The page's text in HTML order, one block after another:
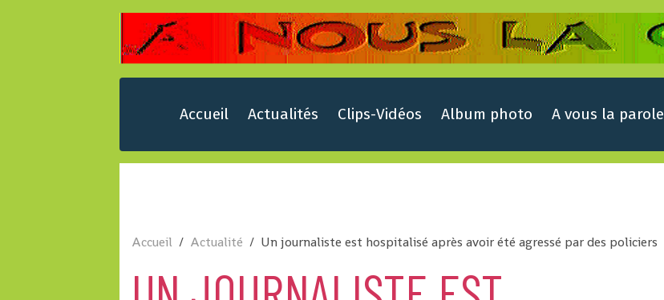
Accueil Actualités Clips-Vidéos Album photo A vous la parole
Accueil Actualité Un journaliste est hospitalisé après avoir été agressé par des policiers